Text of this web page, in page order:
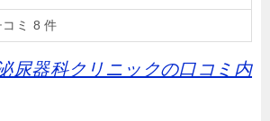
コミ 8 件
尿器科クリニックの口コミ内